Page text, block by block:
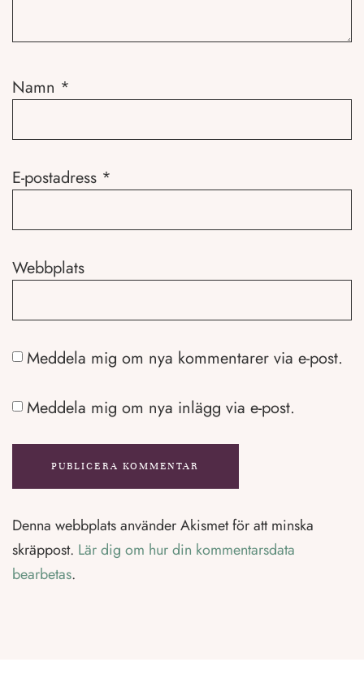
Namn *
E-postadress *
Webbplats
Meddela mig om nya kommentarer via e-post.
Meddela mig om nya inlägg via e-post.
Denna webbplats använder Akismet för att minska
skräppost. Lär dig om hur din kommentarsdata
bearbetas.